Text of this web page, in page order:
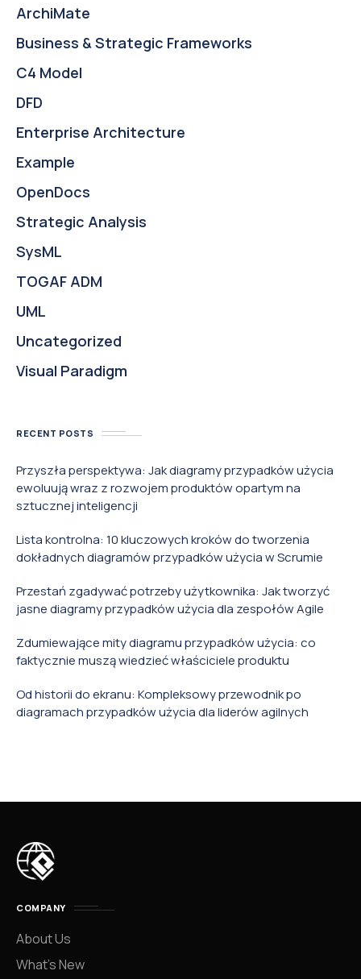
ArchiMate
Business & Strategic Frameworks
C4 Model
DFD
Enterprise Architecture
Example
OpenDocs
Strategic Analysis
SysML
TOGAF ADM
UML
Uncategorized
Visual Paradigm
RECENT POSTS
Przyszła perspektywa: Jak diagramy przypadków użycia
ewoluują wraz z rozwojem produktów opartym na
sztucznej inteligencji
Lista kontrolna: 10 kluczowych kroków do tworzenia
dokładnych diagramów przypadków użycia w Scrumie
Przestań zgadywać potrzeby użytkownika: Jak tworzyć
jasne diagramy przypadków użycia dla zespołów Agile
Zdumiewające mity diagramu przypadków użycia: co
faktycznie muszą wiedzieć właściciele produktu
Od historii do ekranu: Kompleksowy przewodnik po
diagramach przypadków użycia dla liderów agilnych
COMPANY
About Us
What’s New